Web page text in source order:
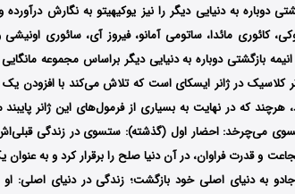
دوباره به دنیایی دیگر را نیز یوکیهیتوبه نگارش
کائوری مائدا، ساتومی آمانو، فیروز آی، سائوری اونیشی
انیمه بازگشتی دوباره به دنیایی دیگر براساس مجموعه
کلاسیک در ژانر ایسکای است که تلاش می‌کند با افزودن
هرچند که در نهایت به بسیاری از فرمول‌های این ژانر
می‌چرخد: احضار اول (گذشته): ستسوی در زندگی
و قدرت فراوان، در آن دنیا صلح را برقرار کرد و به
جادو به دنیای اصلی خود بازگشت؛ زندگی در دنیای اصلی: